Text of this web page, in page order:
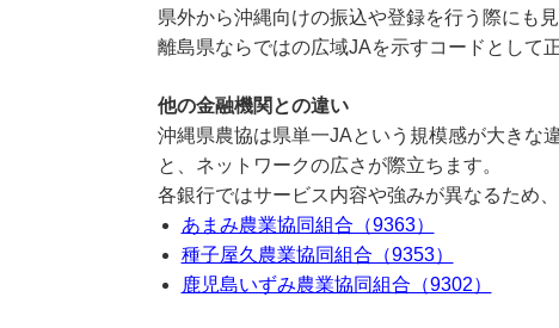
県外から沖縄向けの振込や登録を行う際にも
離島県ならではの広域JAを示すコードとして
他の金融機関との違い
沖縄県農協は県単一JAという規模感が大きな
と、ネットワークの広さが際立ちます。
各銀行ではサービス内容や強みが異なるため
あまみ農業協同組合（9363）
種子屋久農業協同組合（9353）
鹿児島いずみ農業協同組合（9302）